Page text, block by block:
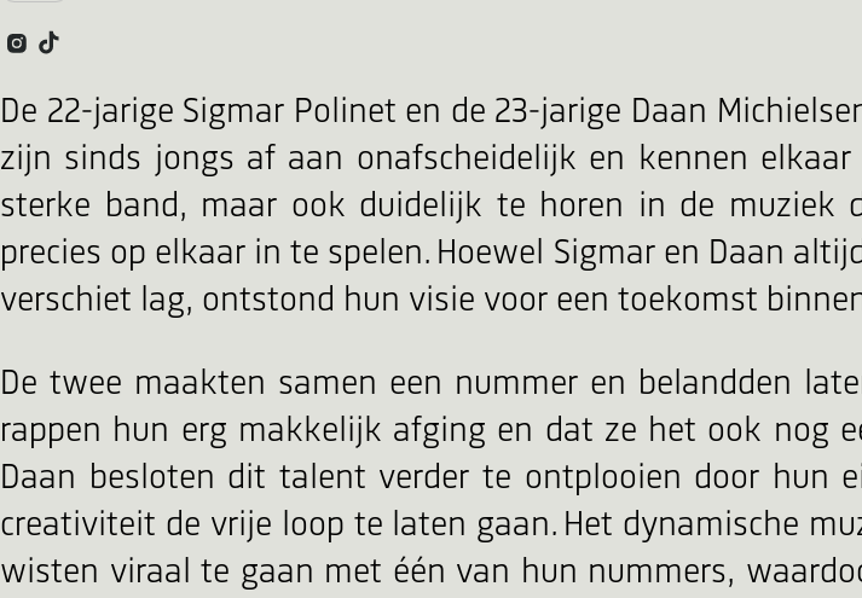
De 22-jarige Sigmar Polinet en de 23-jarige Daan
zijn sinds jongs af aan onafscheidelijk en kennen
sterke band, maar ook duidelijk te horen in de
precies op elkaar in te spelen. Hoewel Sigmar en Daan
verschiet lag, ontstond hun visie voor een toekomst
De twee maakten samen een nummer en belandden
rappen hun erg makkelijk afging en dat ze het ook nog
Daan besloten dit talent verder te ontplooien door hun
creativiteit de vrije loop te laten gaan. Het dynamische
wisten viraal te gaan met één van hun nummers,